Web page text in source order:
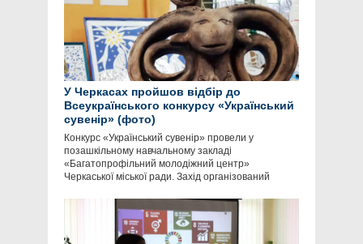
У Черкасах пройшов відбір до
Всеукраїнського конкурсу «Український
сувенір» (фото)
Конкурс «Український сувенір» провели у
позашкільному навчальному закладі
«Багатопрофільний молодіжний центр»
Черкаської міської ради. Захід організований